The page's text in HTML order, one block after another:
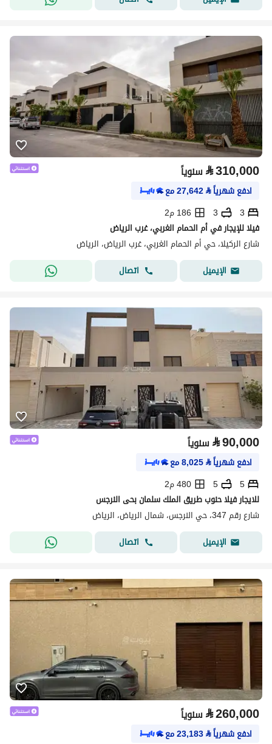
⃁310,000 سنوياً
ادفع شهرياً⃁
27,642مع
3
3
186 م2
فيلا للإيجار في أم الحمام الغربي، غرب الرياض
شارع الركيلا، حي أم الحمام الغربي، غرب الرياض، الرياض
الإيميل
اتصال
⃁90,000 سنوياً
ادفع شهرياً⃁
8,025مع
5
5
480 م2
للايجار فيلا حنوب طريق الملك سلمان بحى النرجس
شارع رقم 347، حي النرجس، شمال الرياض، الرياض
الإيميل
اتصال
⃁260,000 سنوياً
ادفع شهرياً⃁
23,183مع